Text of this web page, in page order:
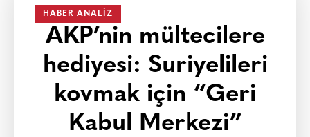
HABER ANALIZ
AKP’nin mültecilere
hediyesi: Suriyelileri
kovmak için “Geri
Kabul Merkezi”